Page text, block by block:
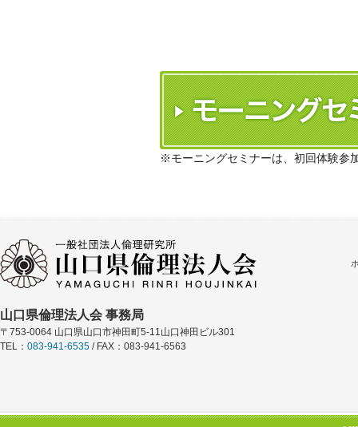
※モーニングセミナーは、初回体験参
山口県倫理法人会 事務局
〒753-0064 山口県山口市神田町5-11山口神田ビル301
TEL： 083-941-6535 / FAX：083-941-6563